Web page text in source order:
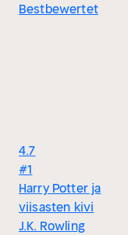
Bestbewertet
4.7
#1
Harry Potter ja
viisasten kivi
J.K. Rowling